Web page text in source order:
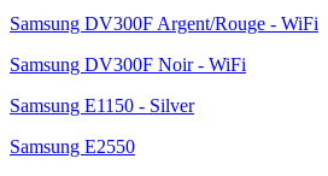
Samsung DV300F Argent/Rouge - WiFi
Samsung DV300F Noir - WiFi
Samsung E1150 - Silver
Samsung E2550